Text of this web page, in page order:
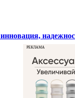
РЕКЛАМА